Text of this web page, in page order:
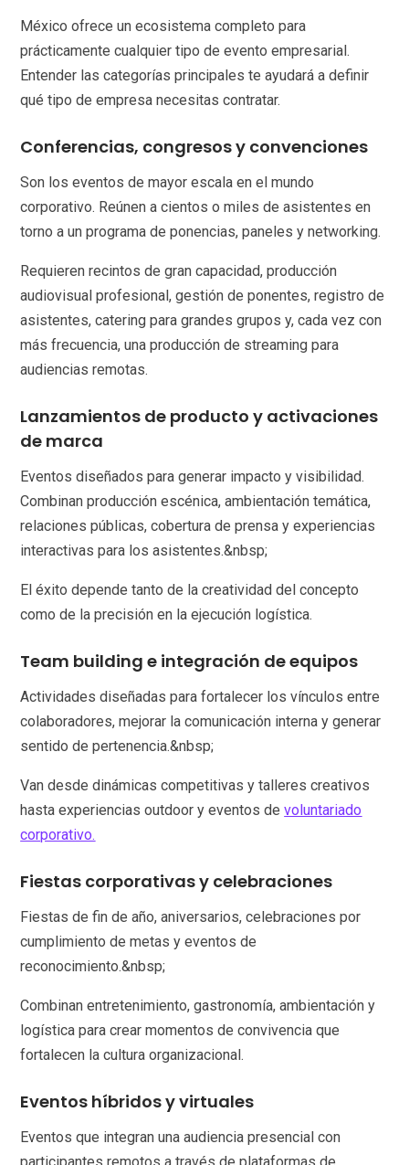
México ofrece un ecosistema completo para
prácticamente cualquier tipo de evento empresarial.
Entender las categorías principales te ayudará a definir
qué tipo de empresa necesitas contratar.
Conferencias, congresos y convenciones
Son los eventos de mayor escala en el mundo
corporativo. Reúnen a cientos o miles de asistentes en
torno a un programa de ponencias, paneles y networking.
Requieren recintos de gran capacidad, producción
audiovisual profesional, gestión de ponentes, registro de
asistentes, catering para grandes grupos y, cada vez con
más frecuencia, una producción de streaming para
audiencias remotas.
Lanzamientos de producto y activaciones
de marca
Eventos diseñados para generar impacto y visibilidad.
Combinan producción escénica, ambientación temática,
relaciones públicas, cobertura de prensa y experiencias
interactivas para los asistentes.&nbsp;
El éxito depende tanto de la creatividad del concepto
como de la precisión en la ejecución logística.
Team building e integración de equipos
Actividades diseñadas para fortalecer los vínculos entre
colaboradores, mejorar la comunicación interna y generar
sentido de pertenencia.&nbsp;
Van desde dinámicas competitivas y talleres creativos
hasta experiencias outdoor y eventos devoluntariado
corporativo.
Fiestas corporativas y celebraciones
Fiestas de fin de año, aniversarios, celebraciones por
cumplimiento de metas y eventos de
reconocimiento.&nbsp;
Combinan entretenimiento, gastronomía, ambientación y
logística para crear momentos de convivencia que
fortalecen la cultura organizacional.
Eventos híbridos y virtuales
Eventos que integran una audiencia presencial con